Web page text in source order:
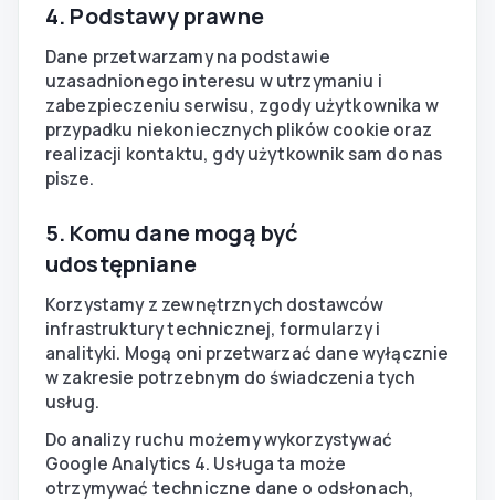
4. Podstawy prawne
Dane przetwarzamy na podstawie
uzasadnionego interesu w utrzymaniu i
zabezpieczeniu serwisu, zgody użytkownika w
przypadku niekoniecznych plików cookie oraz
realizacji kontaktu, gdy użytkownik sam do nas
pisze.
5. Komu dane mogą być
udostępniane
Korzystamy z zewnętrznych dostawców
infrastruktury technicznej, formularzy i
analityki. Mogą oni przetwarzać dane wyłącznie
w zakresie potrzebnym do świadczenia tych
usług.
Do analizy ruchu możemy wykorzystywać
Google Analytics 4. Usługa ta może
otrzymywać techniczne dane o odsłonach,